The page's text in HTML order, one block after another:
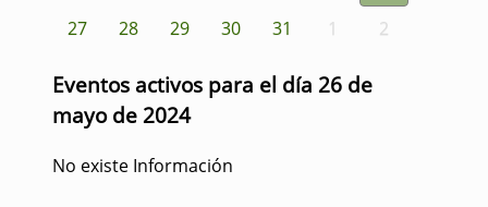
27
28 29 30 31 1 2
Eventos activos para el día 26 de
mayo de 2024
No existe Información